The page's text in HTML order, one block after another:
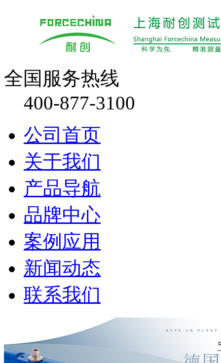
全国服务热线
400-877-3100
公司首页
关于我们
产品导航
品牌中心
案例应用
新闻动态
联系我们